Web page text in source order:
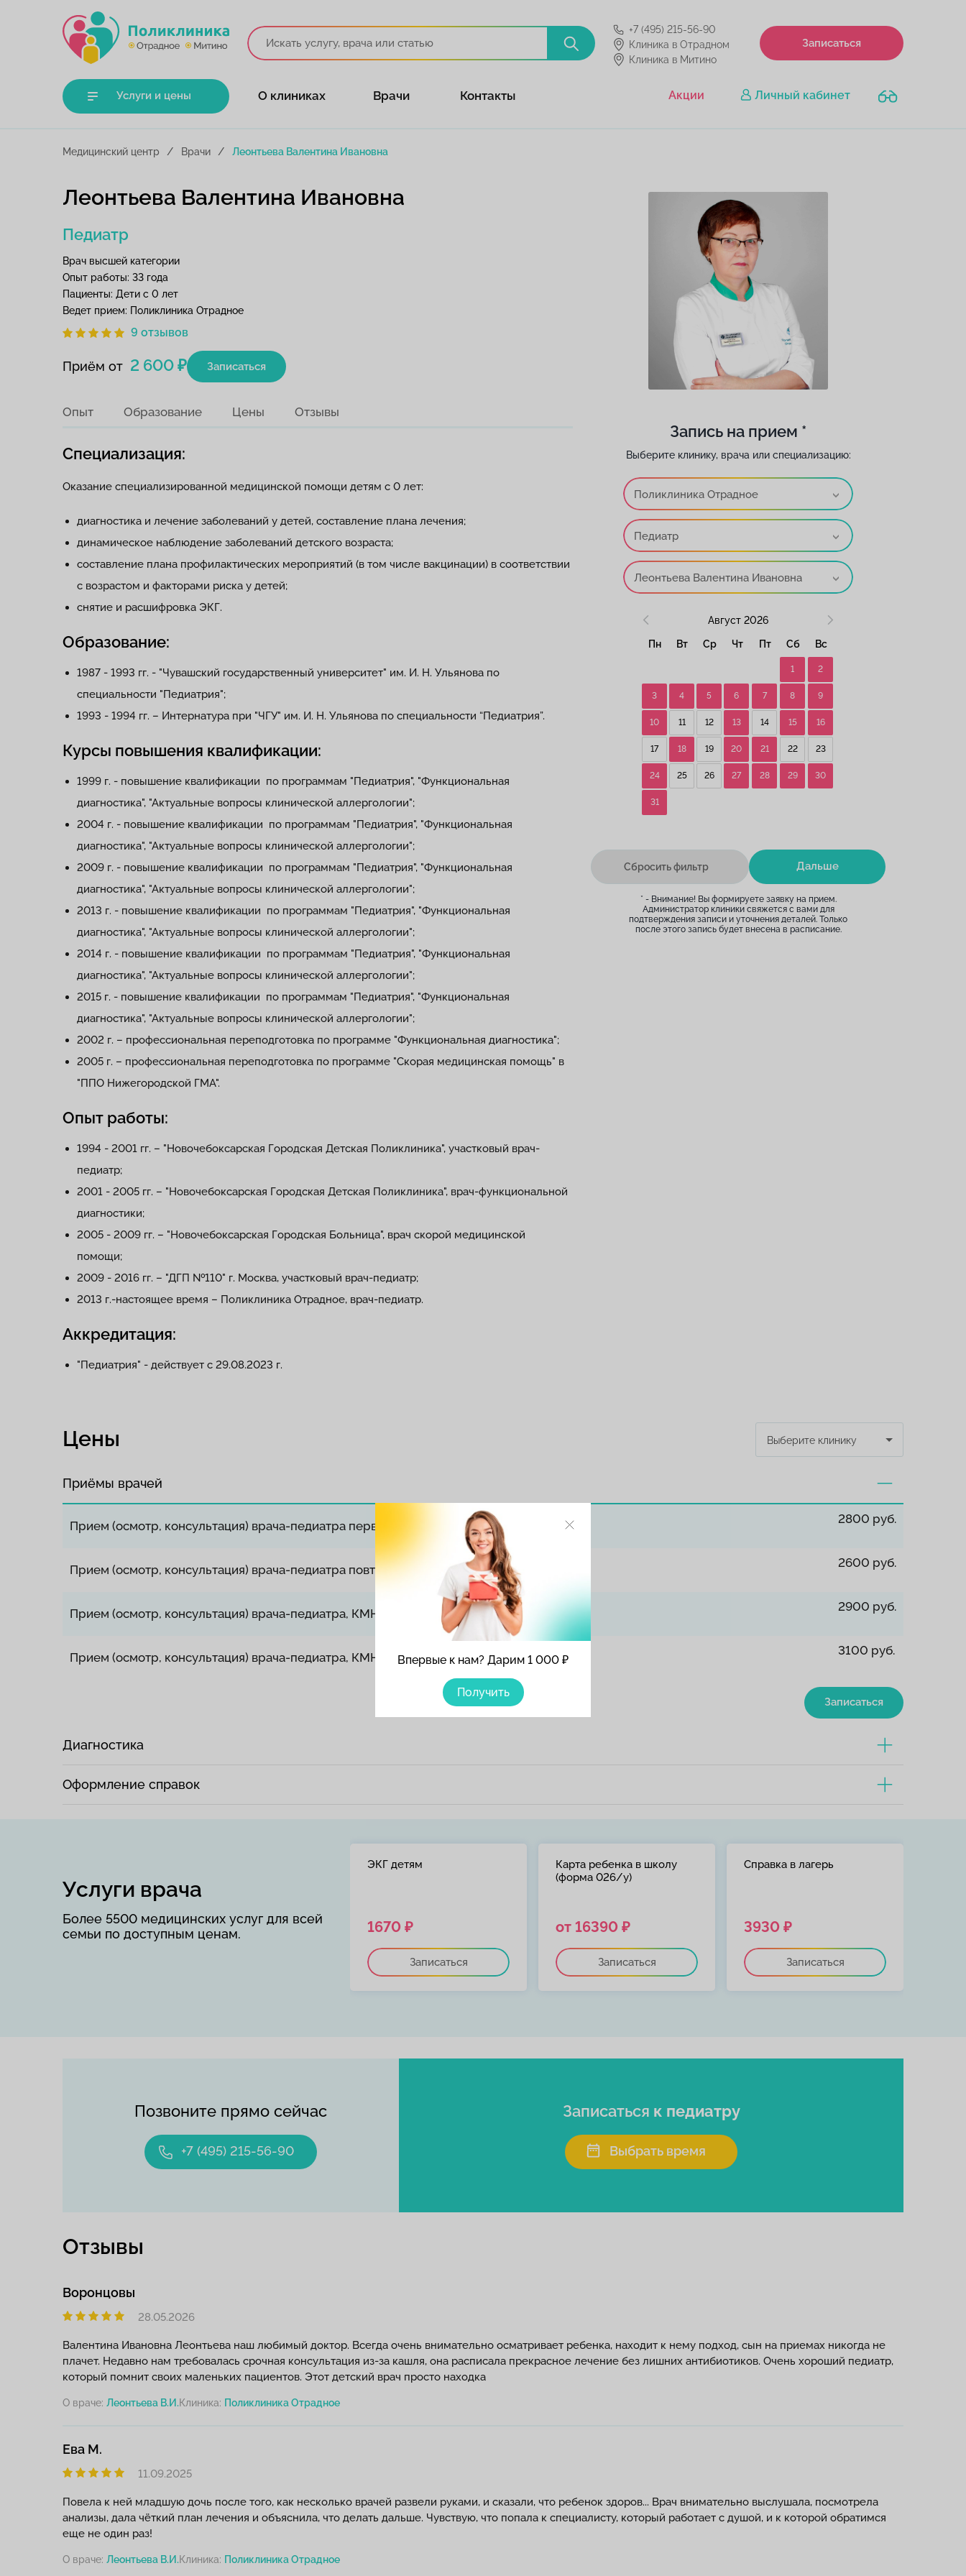
Впервые к нам? Дарим 1 000 ₽
Получить
+7 (495) 215-56-90
Клиника в Отрадном
Клиника в Митино
Записаться
Услуги и цены О клиниках Врачи Контакты Акции Личный кабинет
Медицинский центр Врачи Леонтьева Валентина Ивановна
Запись на прием *
Выберите клинику, врача или специализацию:
Поликлиника Отрадное
Педиатр
Леонтьева Валентина Ивановна
Август 2026
Пн Вт Ср Чт Пт Сб Вс
1 2
3 4 5 6 7 8 9
10 11 12 13 14 15 16
17 18 19 20 21 22 23
24 25 26 27 28 29 30
31
Сбросить фильтр Дальше
* - Внимание! Вы формируете заявку на прием.
Администратор клиники свяжется с вами для
подтверждения записи и уточнения деталей. Только
после этого запись будет внесена в расписание.
Леонтьева Валентина Ивановна
Педиатр
Врач высшей категории
Опыт работы: 33 года
Пациенты: Дети с 0 лет
Ведет прием: Поликлиника Отрадное
9 отзывов
Приём от 2 600 ₽ Записаться
Опыт Образование Цены Отзывы
Специализация:
Оказание специализированной медицинской помощи детям с 0 лет:
диагностика и лечение заболеваний у детей, составление плана лечения;
динамическое наблюдение заболеваний детского возраста;
составление плана профилактических мероприятий (в том числе вакцинации) в соответствии
с возрастом и факторами риска у детей;
снятие и расшифровка ЭКГ.
Образование:
1987 - 1993 гг. - "Чувашский государственный университет" им. И. Н. Ульянова по
специальности "Педиатрия";
1993 - 1994 гг. – Интернатура при "ЧГУ" им. И. Н. Ульянова по специальности “Педиатрия”.
Курсы повышения квалификации:
1999 г. - повышение квалификации по программам "Педиатрия", "Функциональная
диагностика", "Актуальные вопросы клинической аллергологии";
2004 г. - повышение квалификации по программам "Педиатрия", "Функциональная
диагностика", "Актуальные вопросы клинической аллергологии";
2009 г. - повышение квалификации по программам "Педиатрия", "Функциональная
диагностика", "Актуальные вопросы клинической аллергологии";
2013 г. - повышение квалификации по программам "Педиатрия", "Функциональная
диагностика", "Актуальные вопросы клинической аллергологии";
2014 г. - повышение квалификации по программам "Педиатрия", "Функциональная
диагностика", "Актуальные вопросы клинической аллергологии";
2015 г. - повышение квалификации по программам "Педиатрия", "Функциональная
диагностика", "Актуальные вопросы клинической аллергологии";
2002 г. – профессиональная переподготовка по программе "Функциональная диагностика";
2005 г. – профессиональная переподготовка по программе "Скорая медицинская помощь" в
"ППО Нижегородской ГМА".
Опыт работы:
1994 - 2001 гг. – "Новочебоксарская Городская Детская Поликлиника", участковый врач-
педиатр;
2001 - 2005 гг. – "Новочебоксарская Городская Детская Поликлиника", врач-функциональной
диагностики;
2005 - 2009 гг. – "Новочебоксарская Городская Больница", врач скорой медицинской
помощи;
2009 - 2016 гг. – "ДГП №110" г. Москва, участковый врач-педиатр;
2013 г.-настоящее время – Поликлиника Отрадное, врач-педиатр.
Аккредитация:
"Педиатрия" - действует с 29.08.2023 г.
Цены Выберите клинику
Приёмы врачей
Прием (осмотр, консультация) врача-педиатра первичный 2800 руб.
Прием (осмотр, консультация) врача-педиатра повторный 2600 руб.
Прием (осмотр, консультация) врача-педиатра, КМН, повторный 2900 руб.
Прием (осмотр, консультация) врача-педиатра, КМН, первичный 3100 руб.
Записаться
Диагностика
Оформление справок
Услуги врача
Более 5500 медицинских услуг для всей
семьи по доступным ценам.
ЭКГ детям
1670 ₽
Записаться
Карта ребенка в школу
(форма 026/у)
от 16390 ₽
Записаться
Справка в лагерь
3930 ₽
Записаться
Позвоните прямо сейчас
+7 (495) 215-56-90
Записаться к педиатру
Выбрать время
Отзывы
Воронцовы
28.05.2026
Валентина Ивановна Леонтьева наш любимый доктор. Всегда очень внимательно осматривает ребенка, находит к нему подход, сын на приемах никогда не
плачет. Недавно нам требовалась срочная консультация из-за кашля, она расписала прекрасное лечение без лишних антибиотиков. Очень хороший педиатр,
который помнит своих маленьких пациентов. Этот детский врач просто находка
О враче: Леонтьева В.И.Клиника:
Ева М.
11.09.2025
Повела к ней младшую дочь после того, как несколько врачей развели руками, и сказали, что ребенок здоров... Врач внимательно выслушала, посмотрела
анализы, дала чёткий план лечения и объяснила, что делать дальше. Чувствую, что попала к специалисту, который работает с душой, и к которой обратимся
еще не один раз!
О враче: Леонтьева В.И.Клиника: